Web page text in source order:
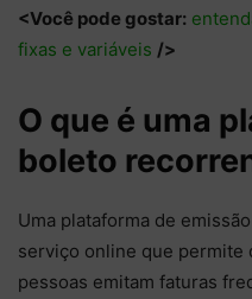
<Você pode gostar:
fixas e variáveis />
O que é uma
boleto
Uma plataforma de
serviço online que permite
pessoas emitam faturas